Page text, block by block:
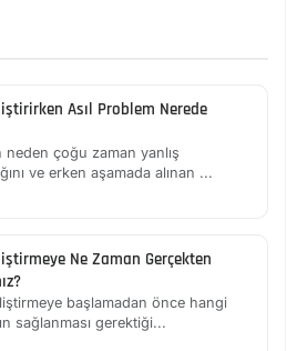
Asıl Problem Nerede
neden çoğu zaman yanlış
ve erken aşamada alınan ...
Ne Zaman Gerçekten
başlamadan önce hangi
sağlanması gerektiği...